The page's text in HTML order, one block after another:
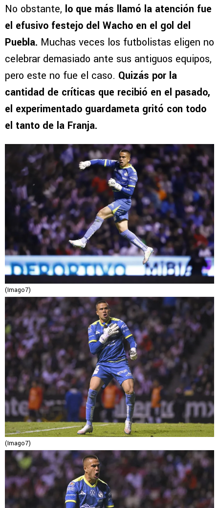
No obstante, lo que más llamó la atención fue
el efusivo festejo del Wacho en el gol del
Puebla. Muchas veces los futbolistas eligen no
celebrar demasiado ante sus antiguos equipos,
pero este no fue el caso. Quizás por la
cantidad de críticas que recibió en el pasado,
el experimentado guardameta gritó con todo
el tanto de la Franja.
(Imago7)
(Imago7)